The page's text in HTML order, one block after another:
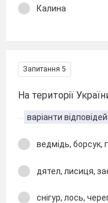
Калина
Запитання 5
На території
варіанти відповідей
ведмідь, борсук,
дятел, лисиця,
снігур, лось,